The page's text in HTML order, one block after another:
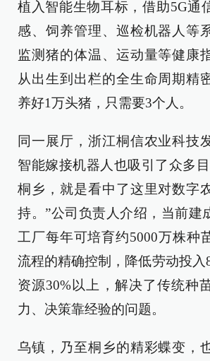
植入智能生物耳标，借助5G通
感、饲养管理、巡检机器人等
监测猪的体温、运动量等健康
从出生到出栏的全生命周期精
养好1万头猪，只需要3个人。
同一展厅，浙江桐信农业科技
智能嫁接机器人也吸引了众多
桐乡，就是看中了这里对数字
持。”公司负责人介绍，当前建
工厂每年可培育约5000万株种
流程的精确控制，降低劳动投入
资源30%以上，解决了传统种
力、决策靠经验的问题。
乌镇，乃至桐乡的精彩蝶变，